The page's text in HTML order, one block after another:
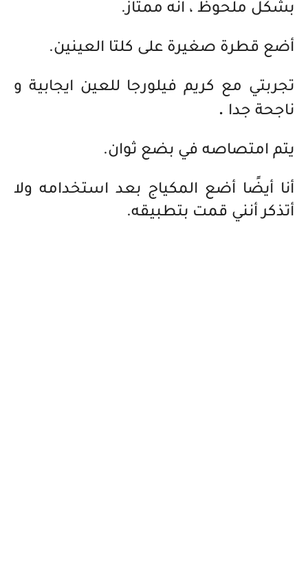
بشكل ملحوظ ، انه ممتاز.
أضع قطرة صغيرة على كلتا العينين.
تجربتي مع كريم فيلورجا للعين ايجابية و
ناجحة جدا .
يتم امتصاصه في بضع ثوان.
أنا أيضًا أضع المكياج بعد استخدامه ولا
أتذكر أنني قمت بتطبيقه.